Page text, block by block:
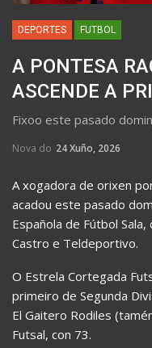
DEPORTES FUTBOL
A PONTESA
ASCENDE A
Fixoo este pasado
Nova do 24 Xuño, 2026
A xogadora de orixen
acadou este pasado
Española de Fútbol
Castro e Teldeportivo.
O Estrela Cortegada
primeiro de Segunda
El Gaitero Rodiles
Futsal, con 73.